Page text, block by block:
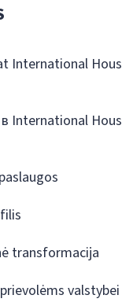
International
International
transformacija